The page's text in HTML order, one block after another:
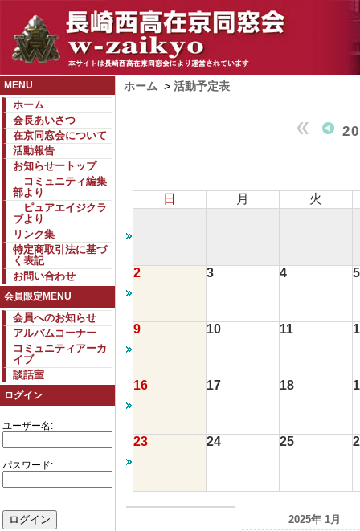
MENU
ホーム
会長あいさつ
在京同窓会について
活動報告
お知らせートップ
コミュニティ編集
部より
ピュアエイジクラ
ブより
リンク集
特定商取引法に基づ
く表記
お問い合わせ
会員限定MENU
会員へのお知らせ
アルバムコーナー
コミュニティアーカ
イブ
談話室
ログイン
ユーザー名:
パスワード:
ホーム > 活動予定表
日 月 火
2 3 4 5
9 10 11
16 17 18
23 24 25
2025年 1月